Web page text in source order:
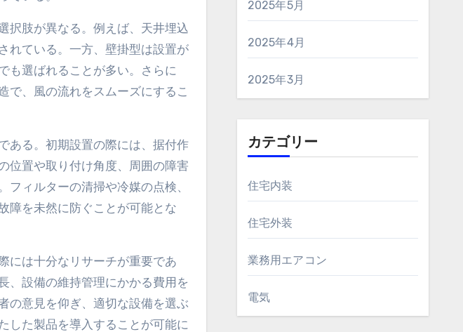
択肢が異なる。例えば、天井埋込
れている。一方、壁掛型は設置が
も選ばれることが多い。さらに
で、風の流れをスムーズにするこ
ある。初期設置の際には、据付作
位置や取り付け角度、周囲の障害
ィルターの清掃や冷媒の点検、
障を未然に防ぐことが可能とな
には十分なリサーチが重要であ
、設備の維持管理にかかる費用を
の意見を仰ぎ、適切な設備を選ぶ
した製品を導入することが可能に
2025年5月
2025年4月
2025年3月
カテゴリー
住宅内装
住宅外装
業務用エアコン
電気